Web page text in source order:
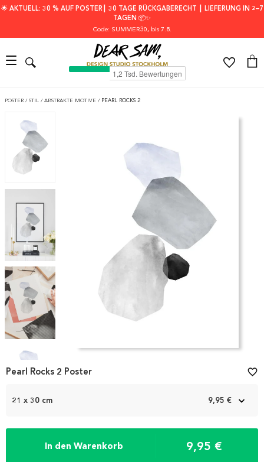
🌟 AKTUELL: 30 % AUF POSTER┃ 30 TAGE RÜCKGABERECHT ┃ LIEFERUNG IN 2–7
TAGEN 📦✨
Code: SUMMER30, bis 7.8.
POSTER / STIL / ABSTRAKTE MOTIVE / PEARL ROCKS 2
1
21 x 30 cm 9,95 €
In den Warenkorb 9,95 €
Pearl Rocks 2 Poster favorite_border